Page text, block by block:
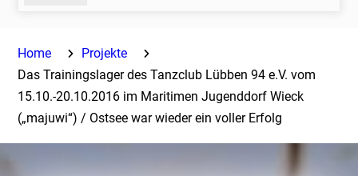
Home
Projekte
Das Trainingslager des Tanzclub Lübben 94 e.V. vom
15.10.-20.10.2016 im Maritimen Jugenddorf Wieck
(„majuwi“) / Ostsee war wieder ein voller Erfolg